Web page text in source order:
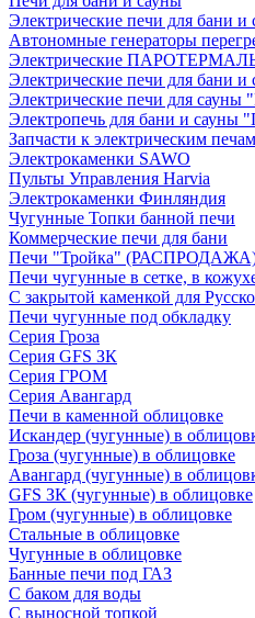
Электрические печи для бани и
Автономные генераторы
Электрические
Электрические печи для бани
Электрические печи для сауны
Электропечь для бани и сауны
Запчасти к электрическим печам
Электрокаменки SAWO
Пульты Управления Harvia
Электрокаменки Финляндия
Чугунные Топки банной печи
Коммерческие печи для бани
Печи "Тройка"
Печи чугунные в сетке, в
С закрытой каменкой для
Печи чугунные под обкладку
Серия Гроза
Серия GFS ЗК
Серия ГРОМ
Серия Авангард
Печи в каменной облицовке
Искандер (чугунные) в
Гроза (чугунные) в облицовке
Авангард (чугунные) в
GFS ЗК (чугунные) в облицовке
Гром (чугунные) в облицовке
Стальные в облицовке
Чугунные в облицовке
Банные печи под ГАЗ
С баком для воды
С выносной топкой